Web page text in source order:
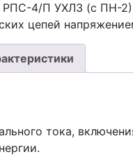
РПС-4/П УХЛ3 (с ПН-2)
цепей
тока,